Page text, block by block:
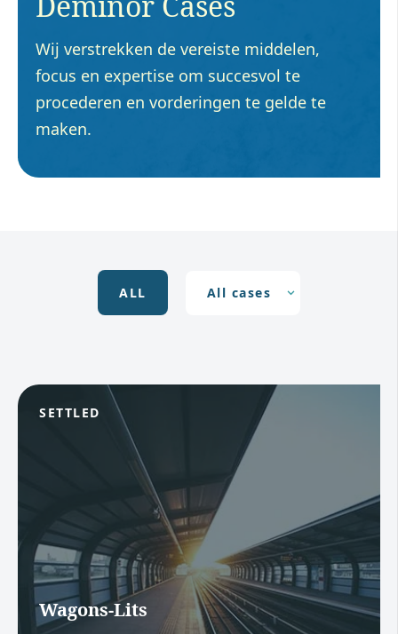
Wij verstrekken de vereiste middelen,
focus en expertise om succesvol te
procederen en vorderingen te gelde te
maken.
ALL
SETTLED
Wagons-Lits